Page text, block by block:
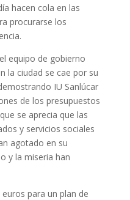
hacen cola en las
procurarse los
equipo de gobierno
la ciudad se cae por su
IU Sanlúcar
de los presupuestos
se aprecia que las
y servicios sociales
agotado en su
y la miseria han
para un plan de